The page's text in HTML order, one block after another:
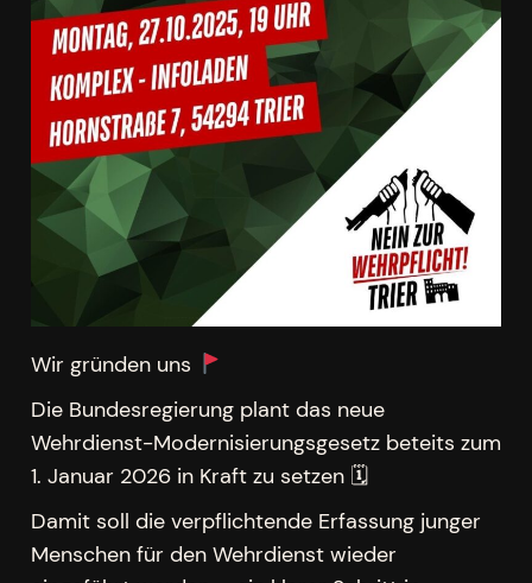
Wir gründen uns
Die Bundesregierung plant das neue
Wehrdienst-Modernisierungsgesetz beteits zum
1. Januar 2026 in Kraft zu setzen 🗓
Damit soll die verpflichtende Erfassung junger
Menschen für den Wehrdienst wieder